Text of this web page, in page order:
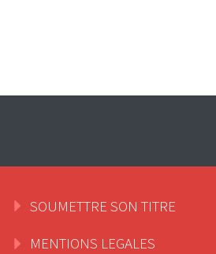
SOUMETTRE SON TITRE
MENTIONS LEGALES